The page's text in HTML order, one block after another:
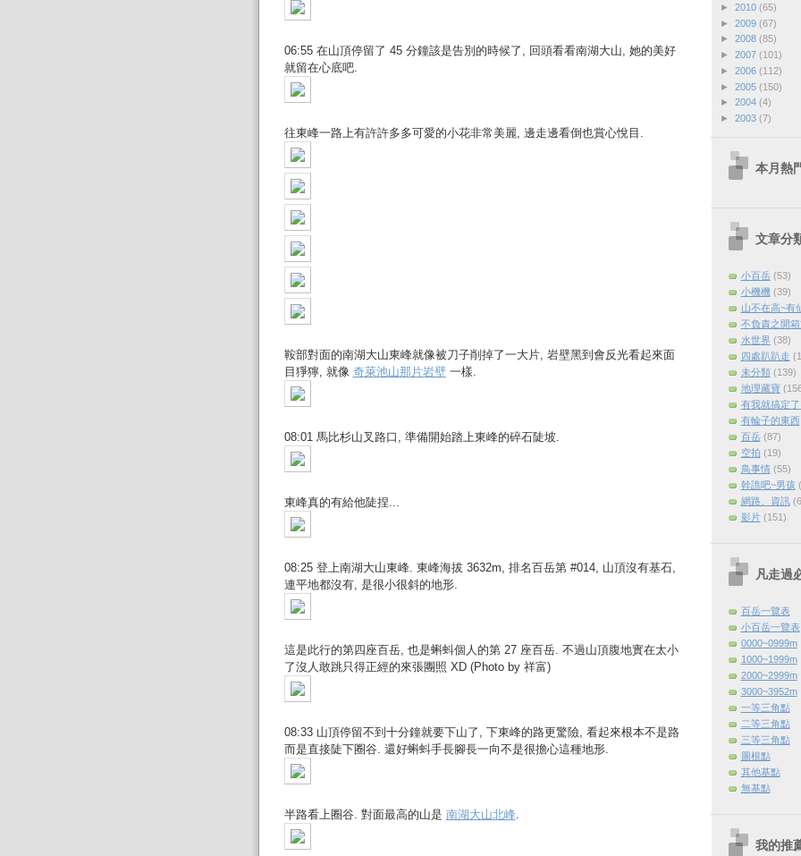
06:55 在山頂停留了 45 分鐘該是告別的時候了, 回頭看看南湖大山, 她的美好
就留在心底吧.
往東峰一路上有許許多多可愛的小花非常美麗, 邊走邊看倒也賞心悅目.
鞍部對面的南湖大山東峰就像被刀子削掉了一大片, 岩壁黑到會反光看起來面
目猙獰, 就像 奇萊池山那片岩壁一樣.
08:01 馬比杉山叉路口, 準備開始踏上東峰的碎石陡坡.
東峰真的有給他陡捏...
08:25 登上南湖大山東峰. 東峰海拔 3632m, 排名百岳第 #014, 山頂沒有基石,
連平地都沒有, 是很小很斜的地形.
這是此行的第四座百岳, 也是蝌蚪個人的第 27 座百岳. 不過山頂腹地實在太小
了沒人敢跳只得正經的來張團照 XD (Photo by 祥富)
08:33 山頂停留不到十分鐘就要下山了, 下東峰的路更驚險, 看起來根本不是路
而是直接陡下圈谷. 還好蝌蚪手長腳長一向不是很擔心這種地形.
半路看上圈谷. 對面最高的山是 南湖大山北峰.
► 2010 (65)
► 2009 (67)
► 2008 (85)
► 2007 (101)
► 2006 (112)
► 2005 (150)
► 2004 (4)
► 2003 (7)
本月熱
文章分
小百岳 (53)
小機機 (39)
山不在高~有
不負責之開箱
水世界 (38)
四處趴趴走
未分類 (139)
地理藏寶
有我就搞定
有輪子的東西
百岳 (87)
空拍 (19)
鳥事情 (55)
幹譙吧~男孩
網路、資訊
影片 (151)
凡走過
百岳一覽表
小百岳一覽表
0000~0999m
1000~1999m
2000~2999m
3000~3952m
一等三角點
二等三角點
三等三角點
圖根點
其他基點
無基點
我的推